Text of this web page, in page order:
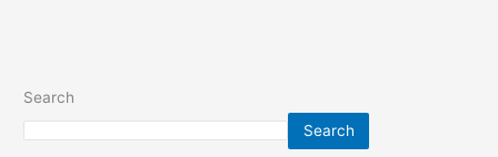
Search
Search